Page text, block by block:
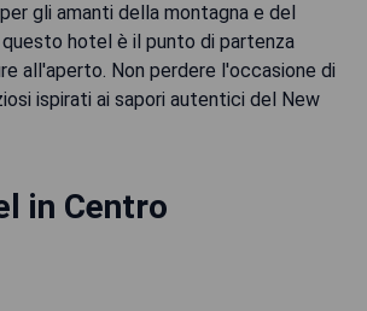
gli amanti della montagna e del
hotel è il punto di partenza
all'aperto. Non perdere l'occasione di
ispirati ai sapori autentici del New
in Centro